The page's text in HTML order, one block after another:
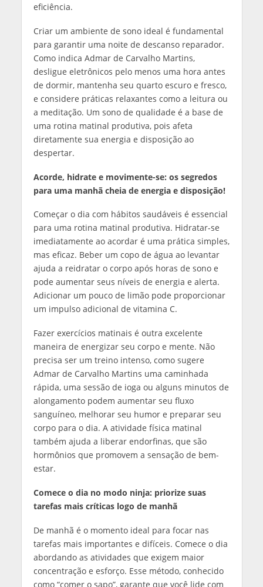
eficiência.
Criar um ambiente de sono ideal é fundamental
para garantir uma noite de descanso reparador.
Como indica Admar de Carvalho Martins,
desligue eletrônicos pelo menos uma hora antes
de dormir, mantenha seu quarto escuro e fresco,
e considere práticas relaxantes como a leitura ou
a meditação. Um sono de qualidade é a base de
uma rotina matinal produtiva, pois afeta
diretamente sua energia e disposição ao
despertar.
Acorde, hidrate e movimente-se: os segredos
para uma manhã cheia de energia e disposição!
Começar o dia com hábitos saudáveis é essencial
para uma rotina matinal produtiva. Hidratar-se
imediatamente ao acordar é uma prática simples,
mas eficaz. Beber um copo de água ao levantar
ajuda a reidratar o corpo após horas de sono e
pode aumentar seus níveis de energia e alerta.
Adicionar um pouco de limão pode proporcionar
um impulso adicional de vitamina C.
Fazer exercícios matinais é outra excelente
maneira de energizar seu corpo e mente. Não
precisa ser um treino intenso, como sugere
Admar de Carvalho Martins uma caminhada
rápida, uma sessão de ioga ou alguns minutos de
alongamento podem aumentar seu fluxo
sanguíneo, melhorar seu humor e preparar seu
corpo para o dia. A atividade física matinal
também ajuda a liberar endorfinas, que são
hormônios que promovem a sensação de bem-
estar.
Comece o dia no modo ninja: priorize suas
tarefas mais críticas logo de manhã
De manhã é o momento ideal para focar nas
tarefas mais importantes e difíceis. Comece o dia
abordando as atividades que exigem maior
concentração e esforço. Esse método, conhecido
como “comer o sapo”, garante que você lide com